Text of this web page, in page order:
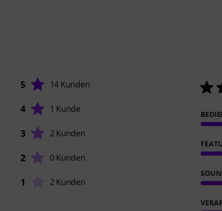
5 14 Kunden
4 1 Kunde
3 2 Kunden
2 0 Kunden
1 2 Kunden